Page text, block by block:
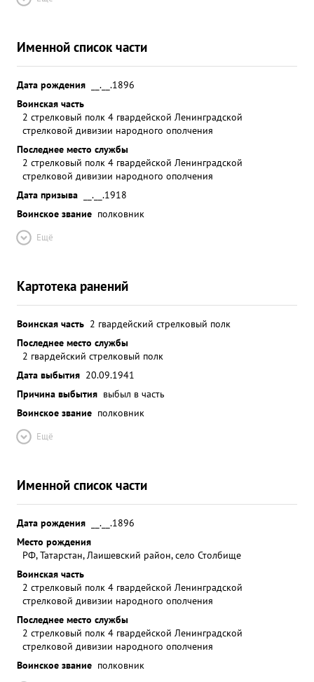
Именной список части
Дата рождения
__.__.1896
Воинская часть
2 стрелковый полк 4 гвардейской Ленинградской
стрелковой дивизии народного ополчения
Последнее место службы
2 стрелковый полк 4 гвардейской Ленинградской
стрелковой дивизии народного ополчения
Дата призыва
__.__.1918
Воинское звание полковник
Ещё
Картотека ранений
Воинская часть 2 гвардейский стрелковый полк
Последнее место службы
2 гвардейский стрелковый полк
Дата выбытия 20.09.1941
Причина выбытия выбыл в часть
Воинское звание полковник
Ещё
Именной список части
Дата рождения
__.__.1896
Место рождения
РФ, Татарстан, Лаишевский район, село Столбище
Воинская часть
2 стрелковый полк 4 гвардейской Ленинградской
стрелковой дивизии народного ополчения
Последнее место службы
2 стрелковый полк 4 гвардейской Ленинградской
стрелковой дивизии народного ополчения
Воинское звание полковник